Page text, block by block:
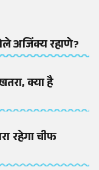
अजिंक्य रहाणे?
क्या है
रहेगा चीफ